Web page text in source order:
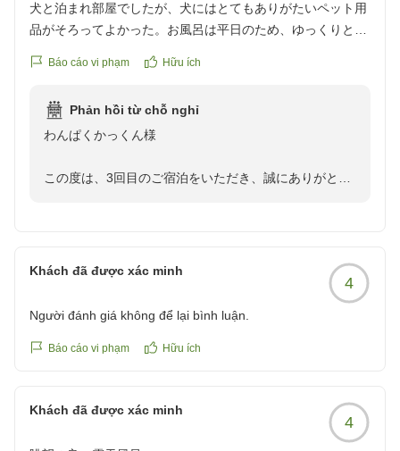
犬と泊まれ部屋でしたが、犬にはとてもありがたいペット用
品がそろってよかった。お風呂は平日のため、ゆっくりと入
だったです。
https://review.travel.rakuten.co.jp/hotel/voice/167733?
reviewId=33123477805150
Báo cáo vi phạm Hữu ích
Phản hồi từ chỗ nghỉ
わんぱくかっくん様
この度は、3回目のご宿泊をいただき、誠にありがとう
れていたお食事がご期待に沿えず、大変心苦しく思って
いただいた貴重なご意見を真摯に受け止め、料理長とも
の上、今後の改善に努めて参ります。
Khách đã được xác minh
4
Người đánh giá không để lại bình luận.
Báo cáo vi phạm Hữu ích
Khách đã được xác minh
4